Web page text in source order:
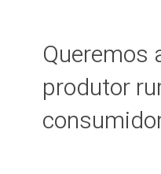
Queremos
produtor